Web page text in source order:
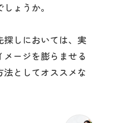
ょうか。
しにおいては、実
ージを膨らませる
法としてオススメな